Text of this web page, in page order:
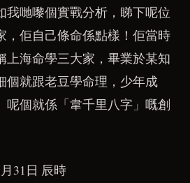
我哋嚟個實戰分析，睇下呢位
，佢自己條命係點樣！佢當時
上海命學三大家，畢業於某知
個就跟老豆學命理，少年成
呢個就係「韋千里八字」嘅創
31日 辰時